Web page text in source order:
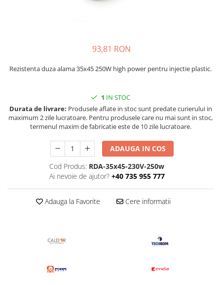
Rezistentele tubulare flexibile93,81 RON
Rezistenta duza alama 35x45 250W high power pentru injectie plastic.
1 IN STOC
Durata de livrare: Produsele aflate in stoc sunt predate curierului in
maximum 2 zile lucratoare. Pentru produsele care nu mai sunt in stoc,
termenul maxim de fabricatie este de 10 zile lucratoare.
ADAUGA IN COS
Cod Produs: RDA-35x45-230V-250w
Ai nevoie de ajutor? +40 735 955 777
Adauga la Favorite Cere informatii